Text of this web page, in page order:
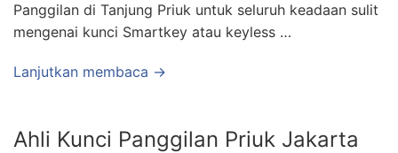
Panggilan di Tanjung Priuk untuk seluruh keadaan sulit
mengenai kunci Smartkey atau keyless …
Lanjutkan membaca →
Ahli Kunci Panggilan Priuk Jakarta